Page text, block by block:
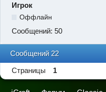
Игрок
Оффлайн
Сообщений: 50
Сообщений 22
Страницы 1